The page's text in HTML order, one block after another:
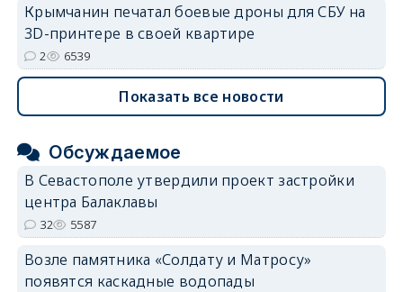
Крымчанин печатал боевые дроны для СБУ на
3D-принтере в своей квартире
2 6539
Показать все новости
Обсуждаемое
В Севастополе утвердили проект застройки
центра Балаклавы
32 5587
Возле памятника «Солдату и Матросу»
появятся каскадные водопады